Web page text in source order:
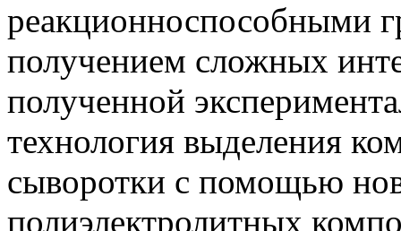
реакционноспособными
получением сложных
полученной
технология выделения
сыворотки с помощью
полиэлектролитных